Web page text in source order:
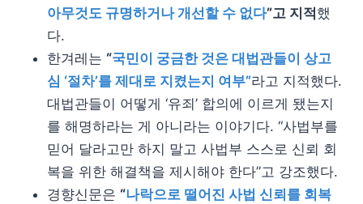
아무것도 규명하거나 개선할 수 없다”고 지적 했
다.
한겨레는 “국민이 궁금한 것은 대법관들이 상고
심 ‘절차’를 제대로 지켰는지 여부”라고 지적했다.
대법관들이 어떻게 ‘유죄’ 합의에 이르게 됐는지
를 해명하라는 게 아니라는 이야기다. “사법부를
믿어 달라고만 하지 말고 사법부 스스로 신뢰 회
복을 위한 해결책을 제시해야 한다”고 강조했다.
경향신문은 “나락으로 떨어진 사법 신뢰를 회복